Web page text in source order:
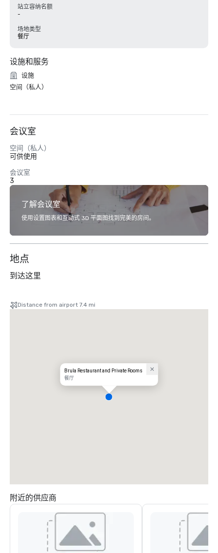
站立容纳名额
-
场地类型
餐厅
设施和服务
设施
空间（私人）
会议室
空间（私人）
可供使用
会议室
3
了解会议室
使用设置图表和互动式 3D 平面图找到完美的房间。
地点
到达这里
Distance from airport 7.4 mi
Brula Restaurant and Private Rooms
餐厅
附近的供应商